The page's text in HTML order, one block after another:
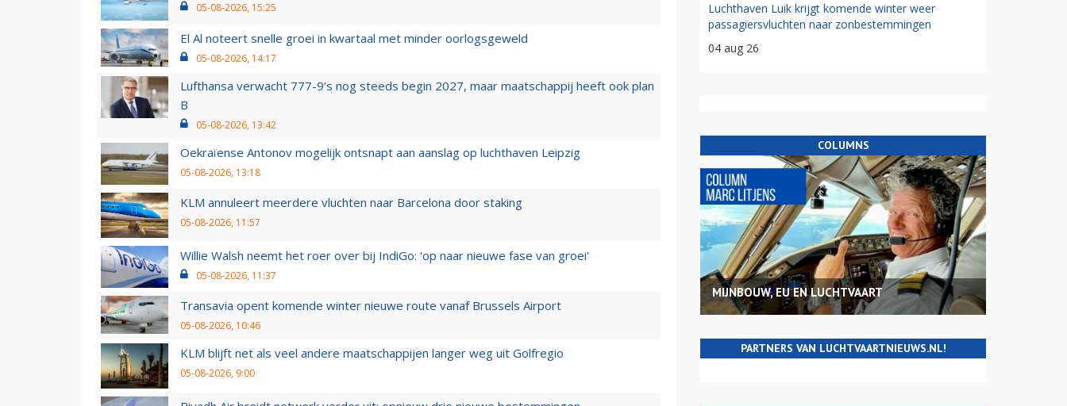
05-08-2026, 15:25
El Al noteert snelle groei in kwartaal met minder oorlogsgeweld
05-08-2026, 14:17
Lufthansa verwacht 777-9’s nog steeds begin 2027, maar maatschappij heeft ook plan
B
05-08-2026, 13:42
Oekraïense Antonov mogelijk ontsnapt aan aanslag op luchthaven Leipzig
05-08-2026, 13:18
KLM annuleert meerdere vluchten naar Barcelona door staking
05-08-2026, 11:57
Willie Walsh neemt het roer over bij IndiGo: 'op naar nieuwe fase van groei'
05-08-2026, 11:37
Transavia opent komende winter nieuwe route vanaf Brussels Airport
05-08-2026, 10:46
KLM blijft net als veel andere maatschappijen langer weg uit Golfregio
05-08-2026, 9:00
Luchthaven Luik krijgt komende winter weer
passagiersvluchten naar zonbestemmingen
04 aug 26
COLUMNS
MIJNBOUW, EU EN LUCHTVAART
PARTNERS VAN LUCHTVAARTNIEUWS.NL!